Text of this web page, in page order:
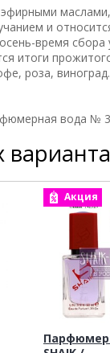
и
время
итоги
роза,
вода №
Акция